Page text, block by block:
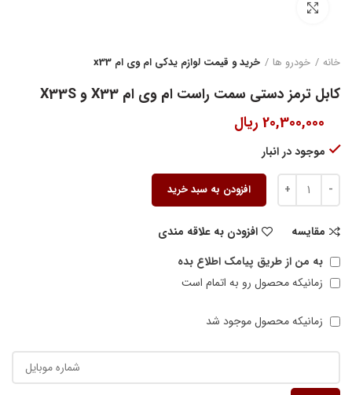
خانه خودرو ها خرید و قیمت لوازم یدکی ام وی ام x33
کابل ترمز دستی سمت راست ام وی ام X33 و X33S
20,300,000 ریال
موجود در انبار
افزودن به سبد خرید
مقایسه
افزودن به علاقه مندی
به من از طریق پیامک اطلاع بده
زمانیکه محصول رو به اتمام است
زمانیکه محصول موجود شد